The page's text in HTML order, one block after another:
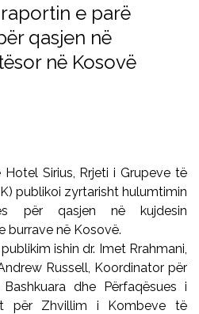
e parë
qasjen në
në Kosovë
Sirius, Rrjeti i Grupeve të
publikoi zyrtarisht hulumtimin
për qasjen në kujdesin
burrave në Kosovë.
ishin dr. Imet Rrahmani,
Russell, Koordinator për
dhe Përfaqësues i
për Zhvillim i Kombeve të